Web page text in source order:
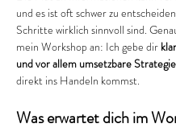
und es ist oft schwer zu
Schritte wirklich sinnvoll sind.
mein Workshop an: Ich gebe dir
und vor allem umsetzbare
direkt ins Handeln kommst.
Was erwartet dich im